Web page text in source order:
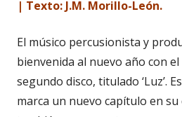
| Texto: J.M. Morillo-León.
El músico percusionista y
bienvenida al nuevo año con
segundo disco, titulado ‘Luz’.
marca un nuevo capítulo en